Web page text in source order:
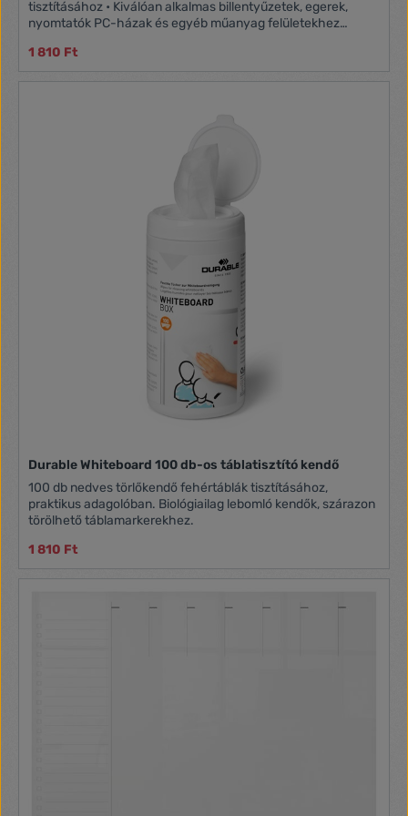
tisztításához • Kiválóan alkalmas billentyűzetek, egerek,
nyomtatók PC-házak és egyéb műanyag felületekhez
csomag tartalma: 100 db nedves törlőkendő lezárható
adagolódobozban
1 810 Ft
Durable Whiteboard 100 db-os táblatisztító kendő
100 db nedves törlőkendő fehértáblák tisztításához,
praktikus adagolóban. Biológiailag lebomló kendők, szárazon
törölhető táblamarkerekhez.
1 810 Ft